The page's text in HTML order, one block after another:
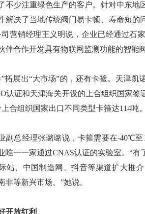
不少注重绿色生产的客户。针对中东
解决了当地传统阀门易卡顿、寿命短
营销经理王义明说，企业已经通过石
伴合作开发具有物联网监测功能的智能
展出“大市场”的，还有卡箍。天津凯
认证和天津海关开设的上合组织国家
合组织国家出口不同类型卡箍达114吨。
总经理张璐璐说，卡箍需要在-40℃至
唯一一家通过CNAS认证的实验室。“
站、中国制造网、抖音等渠道扩大推
非等新兴市场。”她说。
开放红利